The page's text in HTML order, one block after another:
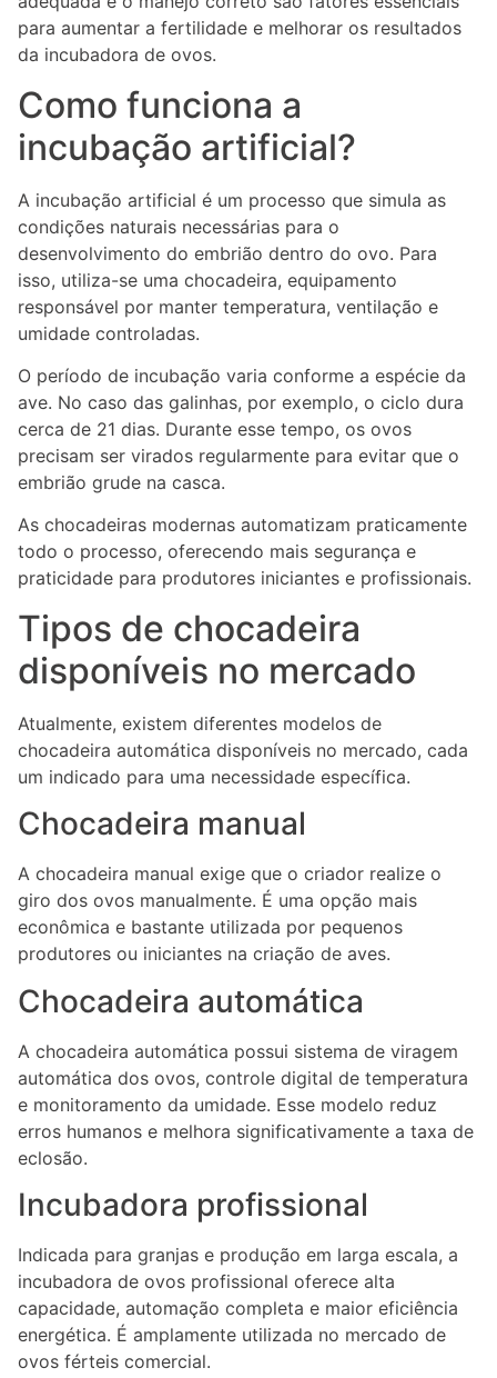
para aumentar a fertilidade e melhorar os resultados
da incubadora de ovos.
Como funciona a
incubação artificial?
A incubação artificial é um processo que simula as
condições naturais necessárias para o
desenvolvimento do embrião dentro do ovo. Para
isso, utiliza-se uma chocadeira, equipamento
responsável por manter temperatura, ventilação e
umidade controladas.
O período de incubação varia conforme a espécie da
ave. No caso das galinhas, por exemplo, o ciclo dura
cerca de 21 dias. Durante esse tempo, os ovos
precisam ser virados regularmente para evitar que o
embrião grude na casca.
As chocadeiras modernas automatizam praticamente
todo o processo, oferecendo mais segurança e
praticidade para produtores iniciantes e profissionais.
Tipos de chocadeira
disponíveis no mercado
Atualmente, existem diferentes modelos de
chocadeira automática disponíveis no mercado, cada
um indicado para uma necessidade específica.
Chocadeira manual
A chocadeira manual exige que o criador realize o
giro dos ovos manualmente. É uma opção mais
econômica e bastante utilizada por pequenos
produtores ou iniciantes na criação de aves.
Chocadeira automática
A chocadeira automática possui sistema de viragem
automática dos ovos, controle digital de temperatura
e monitoramento da umidade. Esse modelo reduz
erros humanos e melhora significativamente a taxa de
eclosão.
Incubadora profissional
Indicada para granjas e produção em larga escala, a
incubadora de ovos profissional oferece alta
capacidade, automação completa e maior eficiência
energética. É amplamente utilizada no mercado de
ovos férteis comercial.